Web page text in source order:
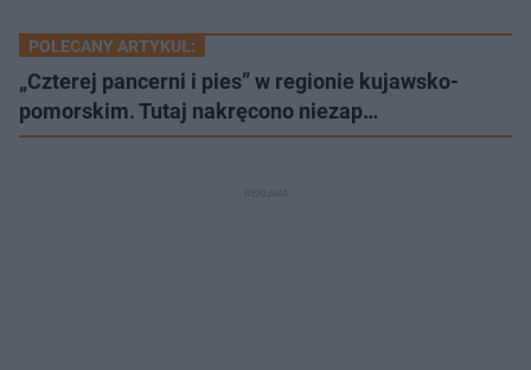
POLECANY ARTYKUŁ:
„Czterej pancerni i pies” w regionie kujawsko-
pomorskim. Tutaj nakręcono niezap…